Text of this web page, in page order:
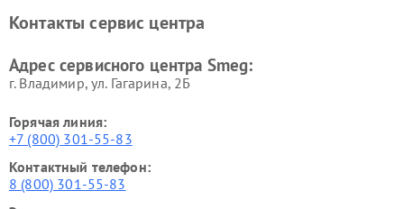
Контакты сервис центра
Адрес сервисного центра Smeg:
г. Владимир, ул. Гагарина, 2Б
Горячая линия:
+7 (800) 301-55-83
Контактный телефон:
8 (800) 301-55-83